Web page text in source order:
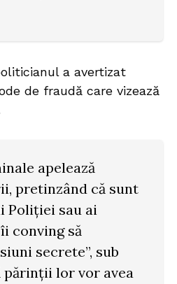
a avertizat
de fraudă care vizează
apelează
pretinzând că sunt
Poliției sau ai
conving să
secrete”, sub
părinții lor vor avea